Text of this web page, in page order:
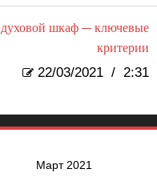
шкаф — ключевые
критерии
22/03/2021 / 2:31
Март 2021